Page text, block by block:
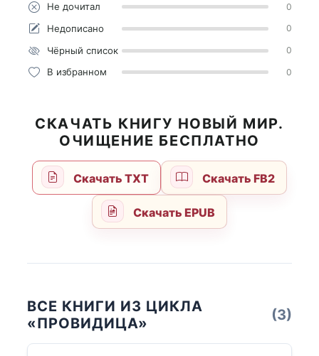
Не дочитал 0
Недописано 0
Чёрный список 0
В избранном 0
СКАЧАТЬ КНИГУ НОВЫЙ МИР.
ОЧИЩЕНИЕ БЕСПЛАТНО
Скачать TXT Скачать FB2
Скачать EPUB
ВСЕ КНИГИ ИЗ ЦИКЛА
«ПРОВИДИЦА»
(3)